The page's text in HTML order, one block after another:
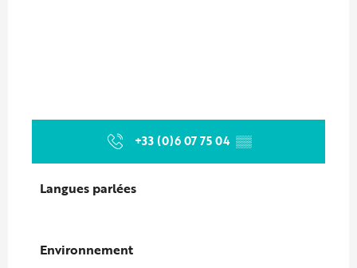
+33 (0)6 07 75 04 ▒▒
Langues parlées
Langues parlées
Environnement
Environnement